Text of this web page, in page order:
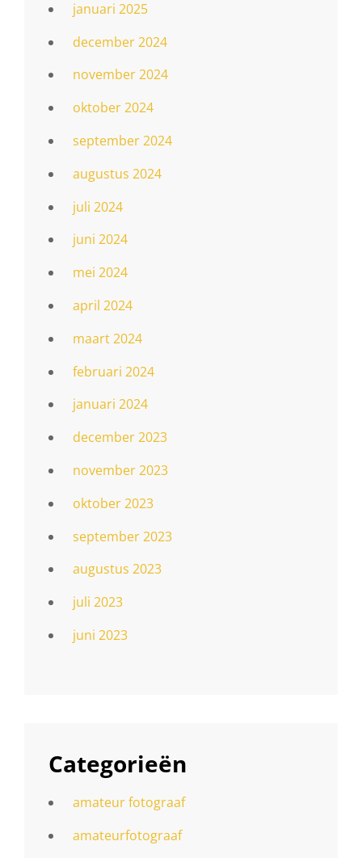
januari 2025
december 2024
november 2024
oktober 2024
september 2024
augustus 2024
juli 2024
juni 2024
mei 2024
april 2024
maart 2024
februari 2024
januari 2024
december 2023
november 2023
oktober 2023
september 2023
augustus 2023
juli 2023
juni 2023
Categorieën
amateur fotograaf
amateurfotograaf